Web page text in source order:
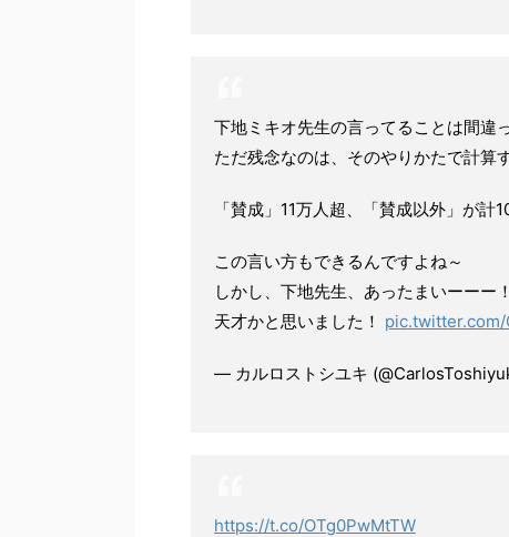
下地ミキオ先生の言ってることは間違
ただ残念なのは、そのやりかたで計算
「賛成」11万人超、「賛成以外」が計
この言い方もできるんですよね～
しかし、下地先生、あったまいーーー！
天才かと思いました！ pic.twitter.com/
— カルロストシユキ
https://t.co/OTg0PwMtTW